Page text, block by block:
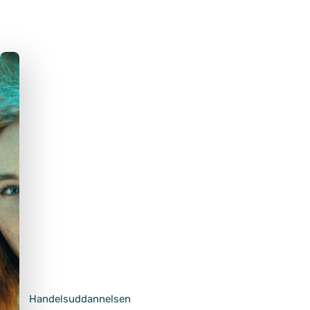
Handelsuddannelsen